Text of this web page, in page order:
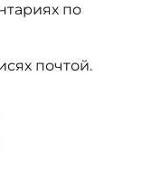
по
почтой.